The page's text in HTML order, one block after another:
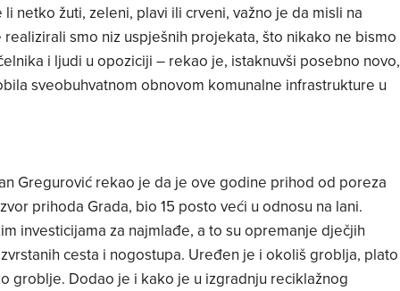
netko žuti, zeleni, plavi ili crveni, važno je da misli na
smo niz uspješnih projekata, što nikako ne bismo
i ljudi u opoziciji – rekao je, istaknuvši posebno novo,
sveobuhvatnom obnovom komunalne infrastrukture u
Gregurović rekao je da je ove godine prihod od poreza
prihoda Grada, bio 15 posto veći u odnosu na lani.
investicijama za najmlađe, a to su opremanje dječjih
cesta i nogostupa. Uređen je i okoliš groblja, plato
groblje. Dodao je i kako je u izgradnju reciklažnog